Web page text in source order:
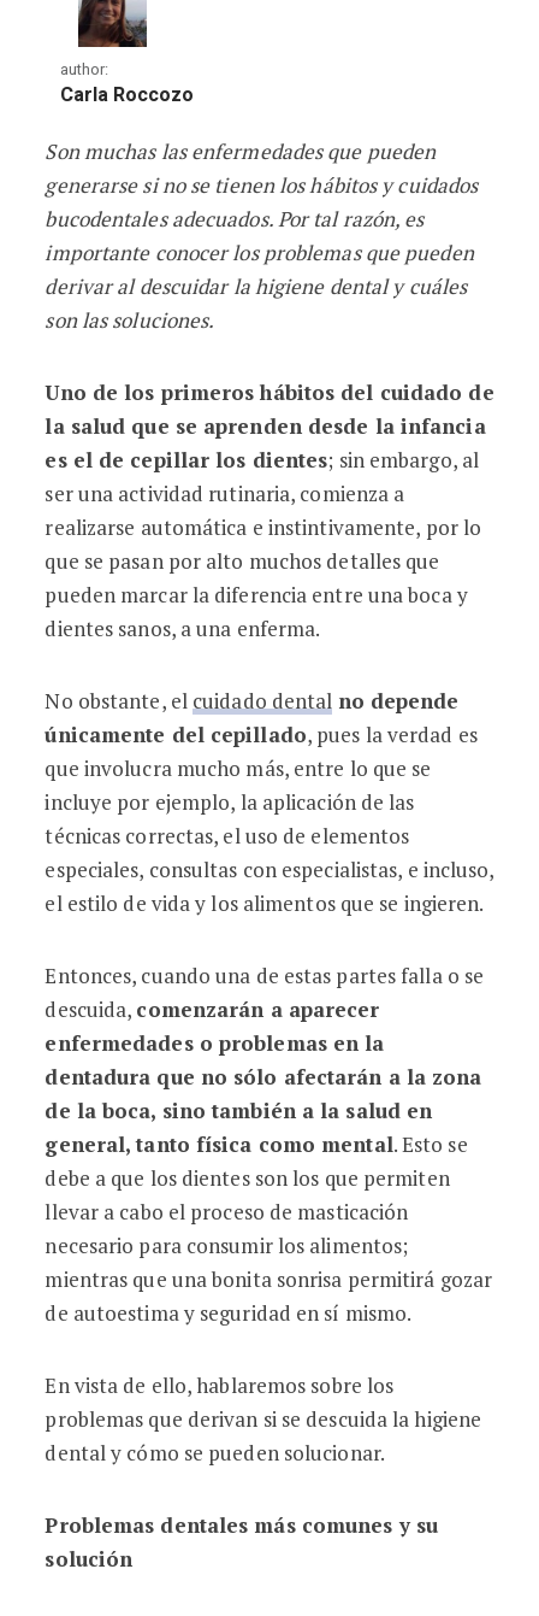
author:
Carla Roccozo
Problemas que pueden derivar al
Son muchas las enfermedades que pueden
generarse si no se tienen los hábitos y cuidados
bucodentales adecuados. Por tal razón, es
importante conocer los problemas que pueden
derivar al descuidar la higiene dental y cuáles
son las soluciones.
Uno de los primeros hábitos del cuidado de
la salud que se aprenden desde la infancia
es el de cepillar los dientes; sin embargo, al
ser una actividad rutinaria, comienza a
realizarse automática e instintivamente, por lo
que se pasan por alto muchos detalles que
pueden marcar la diferencia entre una boca y
dientes sanos, a una enferma.
No obstante, el cuidado dental no depende
únicamente del cepillado, pues la verdad es
que involucra mucho más, entre lo que se
incluye por ejemplo, la aplicación de las
técnicas correctas, el uso de elementos
especiales, consultas con especialistas, e incluso,
el estilo de vida y los alimentos que se ingieren.
Entonces, cuando una de estas partes falla o se
descuida, comenzarán a aparecer
enfermedades o problemas en la
dentadura que no sólo afectarán a la zona
de la boca, sino también a la salud en
general, tanto física como mental. Esto se
debe a que los dientes son los que permiten
llevar a cabo el proceso de masticación
necesario para consumir los alimentos;
mientras que una bonita sonrisa permitirá gozar
de autoestima y seguridad en sí mismo.
En vista de ello, hablaremos sobre los
problemas que derivan si se descuida la higiene
dental y cómo se pueden solucionar.
Problemas dentales más comunes y su
solución